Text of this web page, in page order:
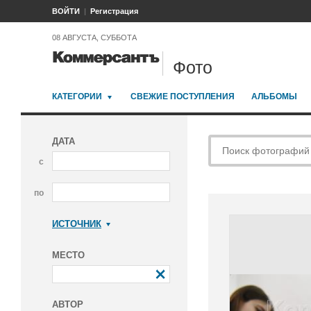
ВОЙТИ Регистрация
08 АВГУСТА, СУББОТА
Фото
КАТЕГОРИИ СВЕЖИЕ ПОСТУПЛЕНИЯ АЛЬБОМЫ
ДАТА
с
по
ИСТОЧНИК
МЕСТО
АВТОР